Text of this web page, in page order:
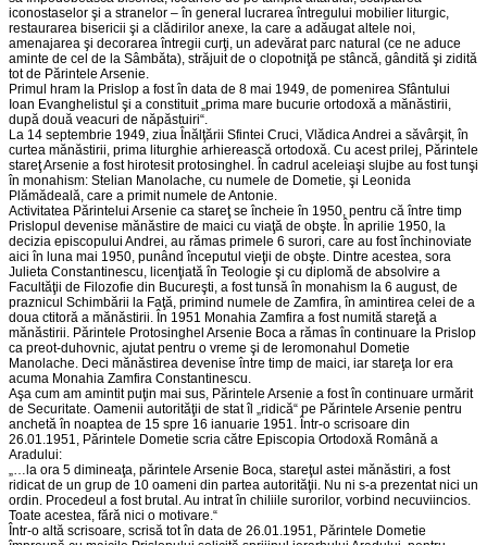
iconostaselor şi a stranelor – în general lucrarea întregului mobilier liturgic,
restaurarea bisericii şi a clădirilor anexe, la care a adăugat altele noi,
amenajarea şi decorarea întregii curţi, un adevărat parc natural (ce ne aduce
aminte de cel de la Sâmbăta), străjuit de o clopotniţă pe stâncă, gândită şi zidită
tot de Părintele Arsenie.
Primul hram la Prislop a fost în data de 8 mai 1949, de pomenirea Sfântului
Ioan Evanghelistul şi a constituit „prima mare bucurie ortodoxă a mănăstirii,
după două veacuri de năpăstuiri“.
La 14 septembrie 1949, ziua Înălţării Sfintei Cruci, Vlădica Andrei a săvârşit, în
curtea mănăstirii, prima liturghie arhierească ortodoxă. Cu acest prilej, Părintele
stareţ Arsenie a fost hirotesit protosinghel. În cadrul aceleiaşi slujbe au fost tunşi
în monahism: Stelian Manolache, cu numele de Dometie, şi Leonida
Plămădeală, care a primit numele de Antonie.
Activitatea Părintelui Arsenie ca stareţ se încheie în 1950, pentru că între timp
Prislopul devenise mănăstire de maici cu viaţă de obşte. În aprilie 1950, la
decizia episcopului Andrei, au rămas primele 6 surori, care au fost închinoviate
aici în luna mai 1950, punând începutul vieţii de obşte. Dintre acestea, sora
Julieta Constantinescu, licenţiată în Teologie şi cu diplomă de absolvire a
Facultăţii de Filozofie din Bucureşti, a fost tunsă în monahism la 6 august, de
praznicul Schimbării la Faţă, primind numele de Zamfira, în amintirea celei de a
doua ctitoră a mănăstirii. În 1951 Monahia Zamfira a fost numită stareţă a
mănăstirii. Părintele Protosinghel Arsenie Boca a rămas în continuare la Prislop
ca preot-duhovnic, ajutat pentru o vreme şi de Ieromonahul Dometie
Manolache. Deci mănăstirea devenise între timp de maici, iar stareţa lor era
acuma Monahia Zamfira Constantinescu.
Aşa cum am amintit puţin mai sus, Părintele Arsenie a fost în continuare urmărit
de Securitate. Oamenii autorităţii de stat îl „ridică“ pe Părintele Arsenie pentru
anchetă în noaptea de 15 spre 16 ianuarie 1951. Într-o scrisoare din
26.01.1951, Părintele Dometie scria către Episcopia Ortodoxă Română a
Aradului:
„…la ora 5 dimineaţa, părintele Arsenie Boca, stareţul astei mănăstiri, a fost
ridicat de un grup de 10 oameni din partea autorităţii. Nu ni s-a prezentat nici un
ordin. Procedeul a fost brutal. Au intrat în chiliile surorilor, vorbind necuviincios.
Toate acestea, fără nici o motivare.“
Într-o altă scrisoare, scrisă tot în data de 26.01.1951, Părintele Dometie